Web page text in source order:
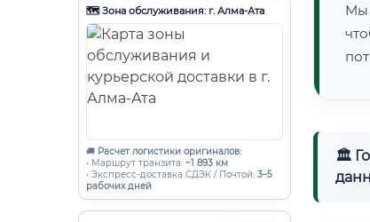
🗺️ Зона обслуживания: г. Алма-Ата
🚚 Расчет логистики оригиналов:
• Маршрут транзита: ~1 893 км
• Экспресс-доставка СДЭК / Почтой: 3–5
рабочих дней
Мы
🏛